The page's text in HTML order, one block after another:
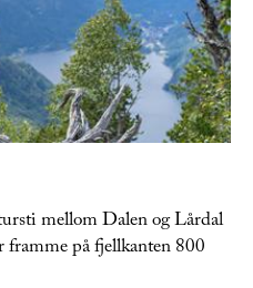
mellom Dalen og Lårdal
på fjellkanten 800